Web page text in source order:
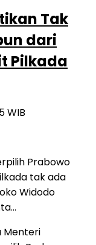
Tak
dari
Pilkada
WIB
Prabowo
tak ada
Widodo